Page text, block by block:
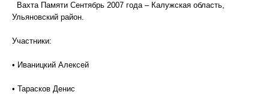
Вахта Памяти Сентябрь 2007 года – Калужская область,
Ульяновский район.
Участники:
• Иваницкий Алексей
• Тарасков Денис